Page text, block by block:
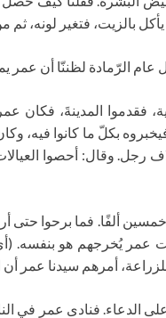
بالزيت، فتغير لونه، ثم
الرّمادة لظننّا أن عمر
فقدموا المدينةَ، فكان
بكلّ ما كانوا
وقال: أحصوا
ألفًا. فما برحوا
رأيت عمر يُخرجهم هو
أمرهم سيدنا عمر أن